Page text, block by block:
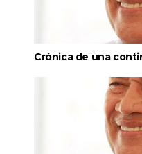
Crónica de una